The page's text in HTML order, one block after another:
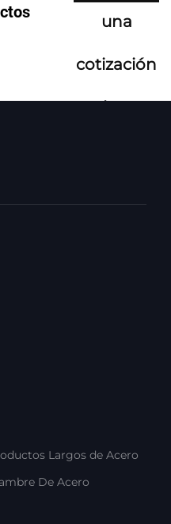
una
cotización
ahora
Largos de Acero
De Acero